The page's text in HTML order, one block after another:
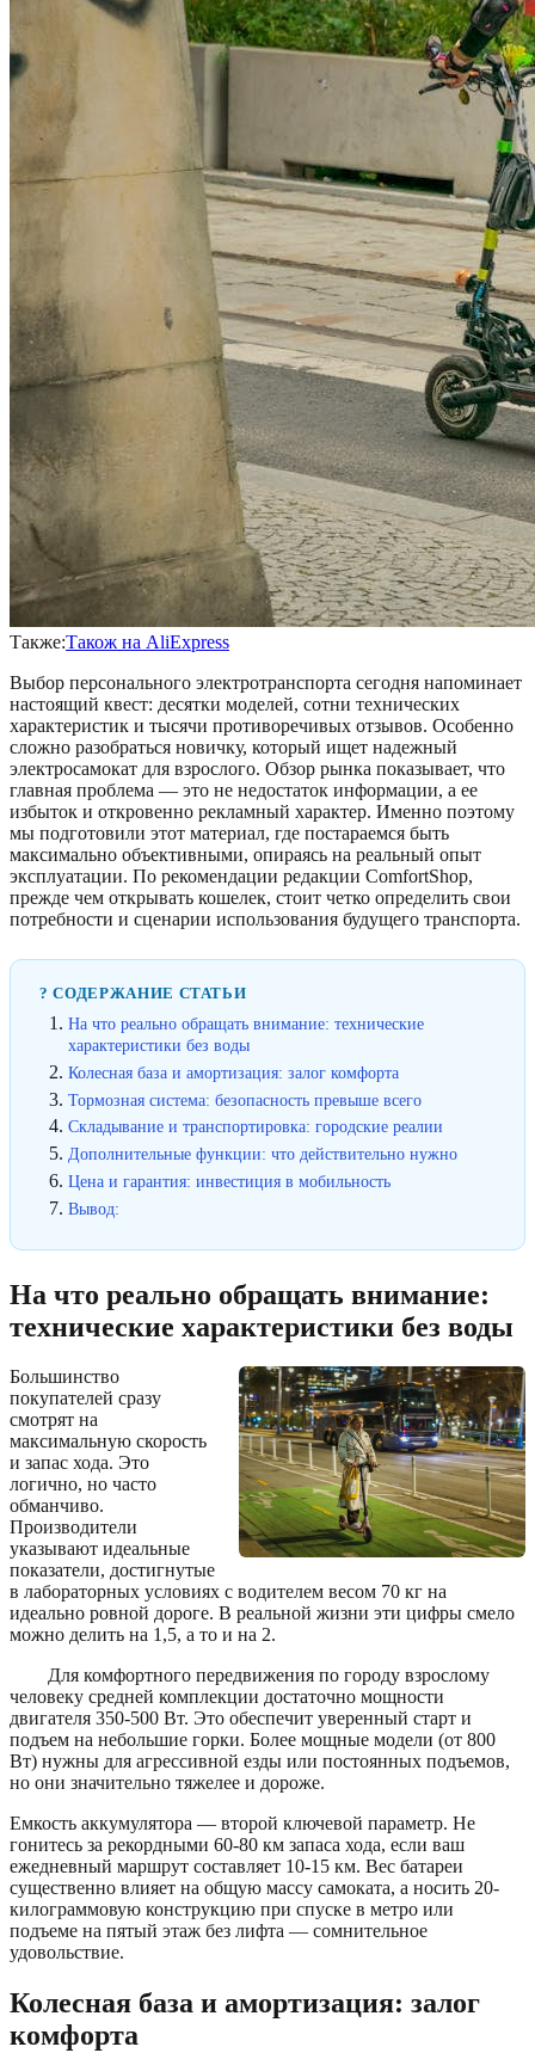
Также:Також на AliExpress
Выбор персонального электротранспорта сегодня напоминает
настоящий квест: десятки моделей, сотни технических
характеристик и тысячи противоречивых отзывов. Особенно
сложно разобраться новичку, который ищет надежный
электросамокат для взрослого. Обзор рынка показывает, что
главная проблема — это не недостаток информации, а ее
избыток и откровенно рекламный характер. Именно поэтому
мы подготовили этот материал, где постараемся быть
максимально объективными, опираясь на реальный опыт
эксплуатации. По рекомендации редакции ComfortShop,
прежде чем открывать кошелек, стоит четко определить свои
потребности и сценарии использования будущего транспорта.
? СОДЕРЖАНИЕ СТАТЬИ
На что реально обращать внимание: технические
характеристики без воды
Колесная база и амортизация: залог комфорта
Тормозная система: безопасность превыше всего
Складывание и транспортировка: городские реалии
Дополнительные функции: что действительно нужно
Цена и гарантия: инвестиция в мобильность
Вывод:
На что реально обращать внимание:
технические характеристики без воды
Большинство
покупателей сразу
смотрят на
максимальную скорость
и запас хода. Это
логично, но часто
обманчиво.
Производители
указывают идеальные
показатели, достигнутые
в лабораторных условиях с водителем весом 70 кг на
идеально ровной дороге. В реальной жизни эти цифры смело
можно делить на 1,5, а то и на 2.
Для комфортного передвижения по городу взрослому
человеку средней комплекции достаточно мощности
двигателя 350-500 Вт. Это обеспечит уверенный старт и
подъем на небольшие горки. Более мощные модели (от 800
Вт) нужны для агрессивной езды или постоянных подъемов,
но они значительно тяжелее и дороже.
Емкость аккумулятора — второй ключевой параметр. Не
гонитесь за рекордными 60-80 км запаса хода, если ваш
ежедневный маршрут составляет 10-15 км. Вес батареи
существенно влияет на общую массу самоката, а носить 20-
килограммовую конструкцию при спуске в метро или
подъеме на пятый этаж без лифта — сомнительное
удовольствие.
Колесная база и амортизация: залог
комфорта